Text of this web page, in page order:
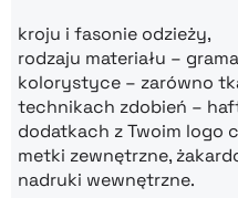
kroju i fasonie odzieży,
rodzaju materiału –
kolorystyce – zarówno
technikach zdobień –
dodatkach z Twoim logo
metki zewnętrzne,
nadruki wewnętrzne.